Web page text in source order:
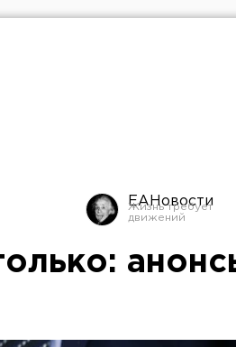
ЕАНовости